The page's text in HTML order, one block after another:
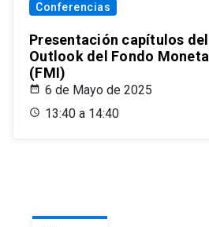
Conferencias
Presentación capítulos
Outlook del Fondo
(FMI)
6 de Mayo de 2025
13:40 a 14:40